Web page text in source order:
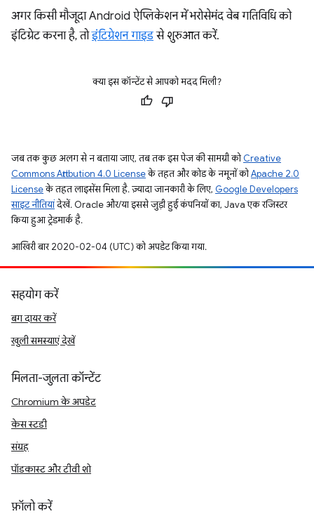
अगर किसी मौजूदा Android ऐप्लिकेशन में भरोसेमंद वेब गतिविधि को
इंटिग्रेट करना है, तोइंटिग्रेशन गाइडसे शुरुआत करें.
क्या इस कॉन्टेंट से आपको मदद मिली?
जब तक कुछ अलग से न बताया जाए, तब तक इस पेज की सामग्री कोCreative
Commons Attribution 4.0 Licenseके तहत और कोड के नमूनों कोApache 2.0
Licenseके तहत लाइसेंस मिला है. ज़्यादा जानकारी के लिए, Google Developers
साइट नीतियांदेखें. Oracle और/या इससे जुड़ी हुई कंपनियों का, Java एक रजिस्टर
किया हुआ ट्रेडमार्क है.
आखिरी बार 2020-02-04 (UTC) को अपडेट किया गया.
सहयोग करें
बग दायर करें
खुली समस्याएं देखें
मिलता-जुलता कॉन्टेंट
Chromium के अपडेट
केस स्टडी
संग्रह
पॉडकास्ट और टीवी शो
फ़ॉलो करें